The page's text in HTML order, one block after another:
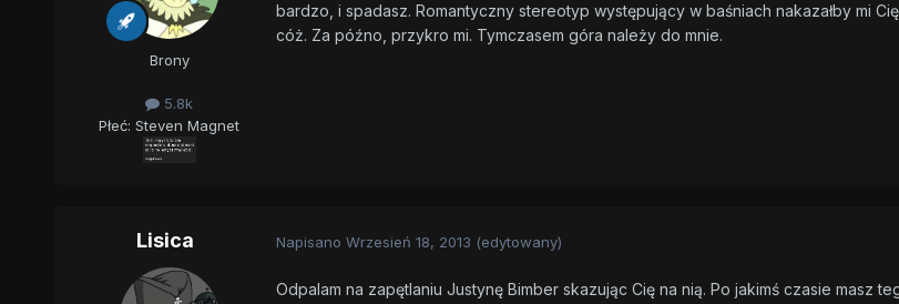
Brony
5.8k
Płeć: Steven Magnet
bardzo, i spadasz. Romantyczny stereotyp występujący w baśniach nakazałby mi
cóż. Za późno, przykro mi. Tymczasem góra należy do mnie.
Lisica Napisano Wrzesień 18, 2013 (edytowany)
Odpalam na zapętlaniu Justynę Bimber skazując Cię na nią. Po jakimś czasie masz